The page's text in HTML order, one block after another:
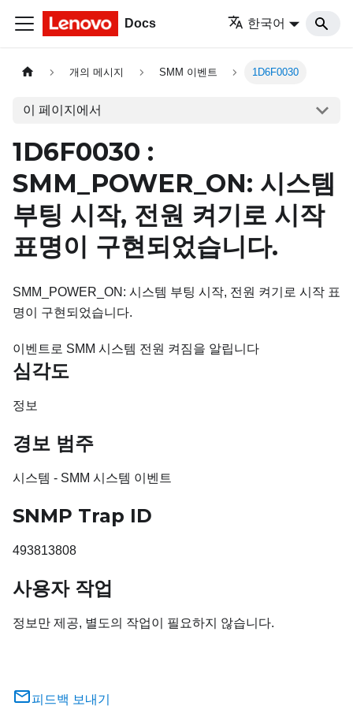
Docs 한국어
개의 메시지 SMM 이벤트 1D6F0030
이 페이지에서
1D6F0030 :
SMM_POWER_ON: 시스템
부팅 시작, 전원 켜기로 시작
표명이 구현되었습니다.
SMM_POWER_ON: 시스템 부팅 시작, 전원 켜기로 시작 표
명이 구현되었습니다.
이벤트로 SMM 시스템 전원 켜짐을 알립니다
심각도
정보
경보 범주
시스템 - SMM 시스템 이벤트
SNMP Trap ID
493813808
사용자 작업
정보만 제공, 별도의 작업이 필요하지 않습니다.
피드백 보내기